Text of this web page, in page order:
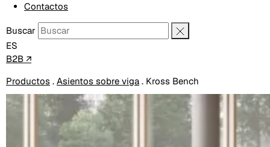
Contactos
Buscar
ES
B2B ↗
Productos . Asientos sobre viga . Kross Bench